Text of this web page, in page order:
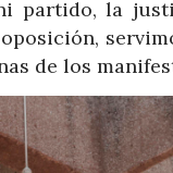
partido, la
de los